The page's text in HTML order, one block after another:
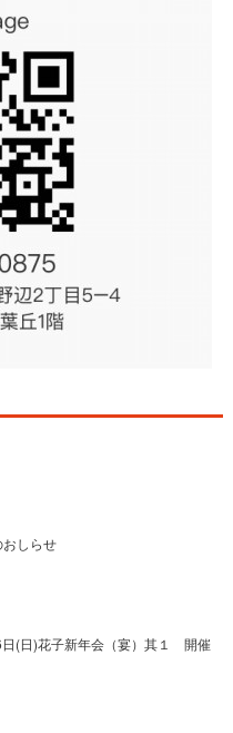
しらせ
日(日)花子新年会（宴）其１ 開催